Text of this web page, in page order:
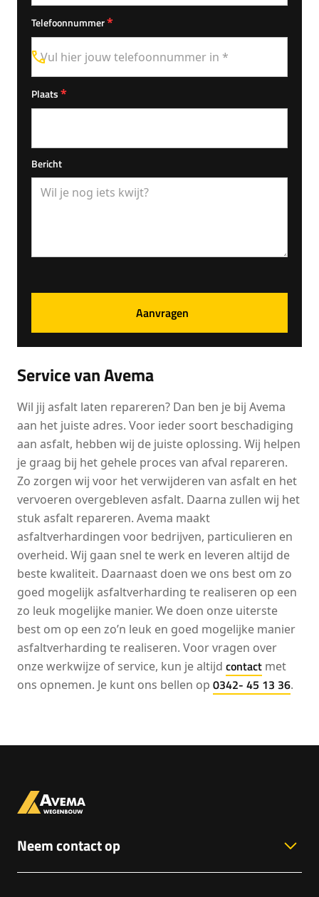
Telefoonnummer*
Plaats*
Bericht
Service van Avema
Wil jij asfalt laten repareren? Dan ben je bij Avema
aan het juiste adres. Voor ieder soort beschadiging
aan asfalt, hebben wij de juiste oplossing. Wij helpen
je graag bij het gehele proces van afval repareren.
Zo zorgen wij voor het verwijderen van asfalt en het
vervoeren overgebleven asfalt. Daarna zullen wij het
stuk asfalt repareren. Avema maakt
asfaltverhardingen voor bedrijven, particulieren en
overheid. Wij gaan snel te werk en leveren altijd de
beste kwaliteit. Daarnaast doen we ons best om zo
goed mogelijk asfaltverharding te realiseren op een
zo leuk mogelijke manier. We doen onze uiterste
best om op een zo’n leuk en goed mogelijke manier
asfaltverharding te realiseren. Voor vragen over
onze werkwijze of service, kun je altijd contact met
ons opnemen. Je kunt ons bellen op 0342- 45 13 36.
Neem contact op